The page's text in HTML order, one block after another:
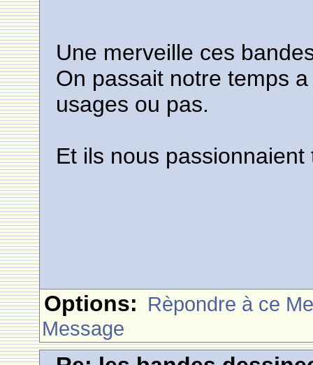
Une merveille ces
On passait notre temps
usages ou pas.
Et ils nous passionnaient
Options: Rèpondre à ce
Message